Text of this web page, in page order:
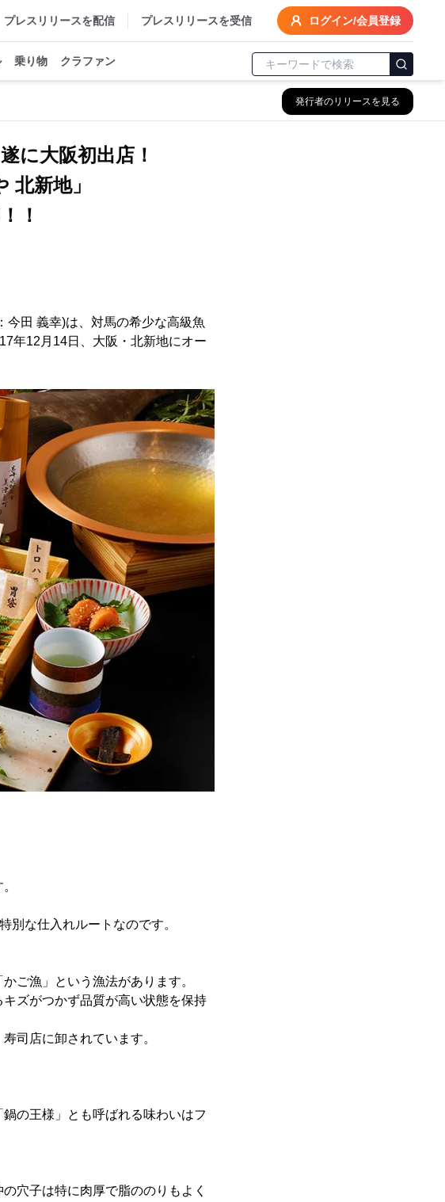
プレスリリースを配信 プレスリリースを受信 ログイン/会員登録
乗り物 クラファン
発行者のリリースを見る
に大阪初出店！
北新地」
！
田 義幸)は、対馬の希少な高級魚
年12月14日、大阪・北新地にオー
別な仕入れルートなのです。
ご漁」という漁法があります。
ズがつかず品質が高い状態を保持
司店に卸されています。
の王様」とも呼ばれる味わいはフ
穴子は特に肉厚で脂ののりもよく